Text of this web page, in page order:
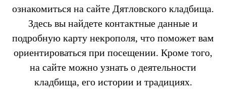
ознакомиться на сайте Дятловского кладбища.
Здесь вы найдете контактные данные и
подробную карту некрополя, что поможет вам
ориентироваться при посещении. Кроме того,
на сайте можно узнать о деятельности
кладбища, его истории и традициях.